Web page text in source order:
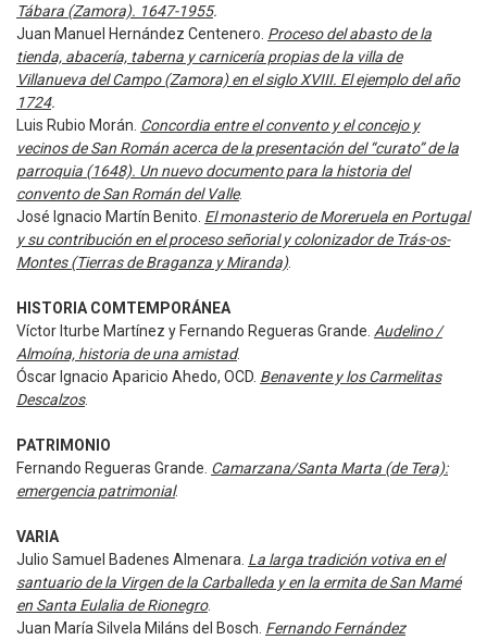
Tábara (Zamora). 1647-1955.
Juan Manuel Hernández Centenero. Proceso del abasto de la
tienda, abacería, taberna y carnicería propias de la villa de
Villanueva del Campo (Zamora) en el siglo XVIII. El ejemplo del año
1724.
Luis Rubio Morán. Concordia entre el convento y el concejo y
vecinos de San Román acerca de la presentación del “curato” de la
parroquia (1648). Un nuevo documento para la historia del
convento de San Román del Valle.
José Ignacio Martín Benito. El monasterio de Moreruela en Portugal
y su contribución en el proceso señorial y colonizador de Trás-os-
Montes (Tierras de Braganza y Miranda).
HISTORIA COMTEMPORÁNEA
Víctor Iturbe Martínez y Fernando Regueras Grande. Audelino /
Almoína, historia de una amistad.
Óscar Ignacio Aparicio Ahedo, OCD. Benavente y los Carmelitas
Descalzos.
PATRIMONIO
Fernando Regueras Grande. Camarzana/Santa Marta (de Tera):
emergencia patrimonial.
VARIA
Julio Samuel Badenes Almenara. La larga tradición votiva en el
santuario de la Virgen de la Carballeda y en la ermita de San Mamé
en Santa Eulalia de Rionegro.
Juan María Silvela Miláns del Bosch. Fernando Fernández